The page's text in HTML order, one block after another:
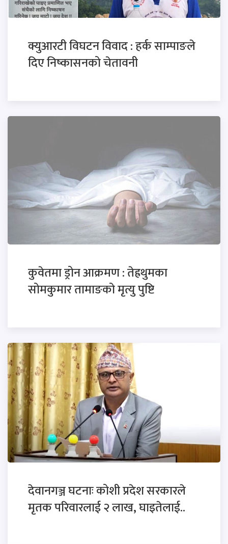
क्युआरटी विघटन विवाद : हर्क साम्पाङले
दिए निष्कासनको चेतावनी
कुवेतमा ड्रोन आक्रमण : तेह्रथुमका
सोमकुमार तामाङको मृत्यु पुष्टि
देवानगञ्ज घटनाः कोशी प्रदेश सरकारले
मृतक परिवारलाई २ लाख, घाइतेलाई..